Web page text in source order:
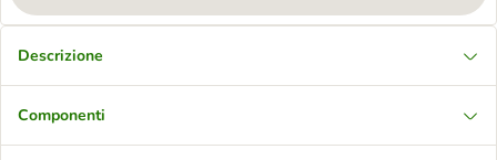
Descrizione
Componenti